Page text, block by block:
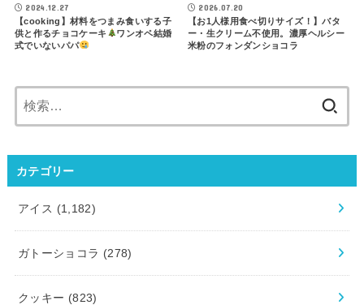
2024.12.27
【cooking】材料をつまみ食いする子
供と作るチョコケーキ
ワンオペ結婚
式でいないパパ
2026.07.20
【お1人様用食べ切りサイズ！】バタ
ー・生クリーム不使用。濃厚ヘルシー
米粉のフォンダンショコラ
カテゴリー
アイス (1,182)
ガトーショコラ (278)
クッキー (823)